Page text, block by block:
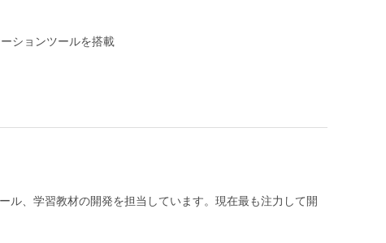
ションツールを搭載
ル、学習教材の開発を担当しています。現在最も注力して開